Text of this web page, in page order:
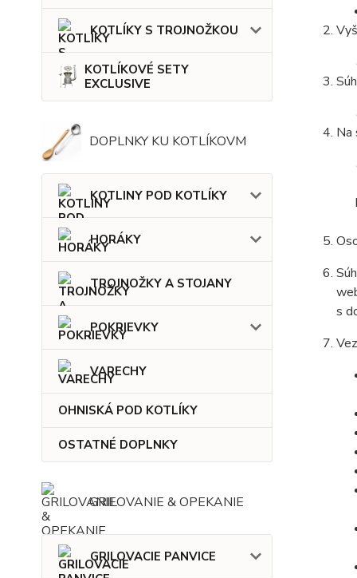
KOTLÍKY S TROJNOŽKOU
KOTLÍKOVÉ SETY
EXCLUSIVE
DOPLNKY KU KOTLÍKOVM
KOTLINY POD KOTLÍKY
HORÁKY
TROJNOŽKY A STOJANY
POKRIEVKY
VARECHY
OHNISKÁ POD KOTLÍKY
OSTATNÉ DOPLNKY
GRILOVANIE & OPEKANIE
GRILOVACIE PANVICE
Na
s